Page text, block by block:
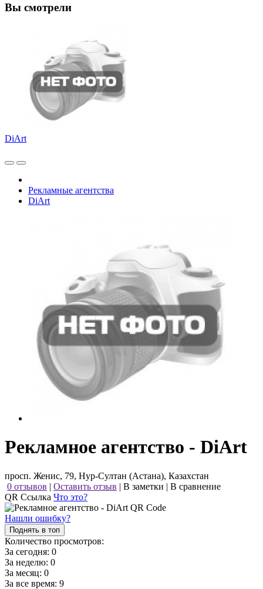
Вы смотрели
DiArt
Рекламные агентства
DiArt
Рекламное агентство - DiArt
просп. Женис, 79, Нур-Султан (Астана), Казахстан
0 отзывов | Оставить отзыв | В заметки | В сравнение
QR Ссылка Что это?
Нашли ошибку?
Поднять в топ
Количество просмотров:
За сегодня: 0
За неделю: 0
За месяц: 0
За все время: 9